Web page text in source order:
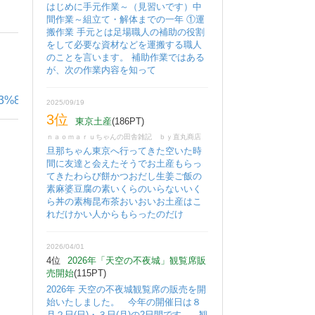
はじめに手元作業～（見習いです）中
間作業～組立て・解体までの一年 ①運
搬作業 手元とは足場職人の補助の役割
をして必要な資材などを運搬する職人
のことを言います。 補助作業ではある
が、次の作業内容を知って
2025/09/19
3位 東京土産(186PT)
ｎａｏｍａｒｕちゃんの田舎雑記 ｂｙ直丸商店
旦那ちゃん東京へ行ってきた空いた時
間に友達と会えたそうでお土産もらっ
てきたわらび餅かつおだし生姜ご飯の
素麻婆豆腐の素いくらのいらないいく
ら丼の素梅昆布茶おいおいお土産はこ
れだけかい人からもらったのだけ
2026/04/01
4位
2026年「天空の不夜城」観覧席販
売開始(115PT)
2026年 天空の不夜城観覧席の販売を開
始いたしました。 今年の開催日は８